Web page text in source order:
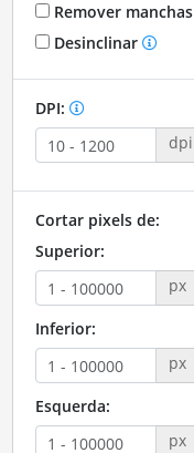
Remover manchas
Desinclinar
DPI:
dpi
Cortar pixels de:
Superior:
px
Inferior:
px
Esquerda:
px